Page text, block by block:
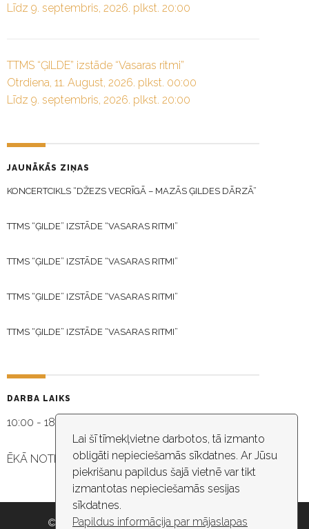
Lai šī tīmekļvietne darbotos, tā izmanto
obligāti nepieciešamās sīkdatnes. Ar Jūsu
piekrišanu papildus šajā vietnē var tikt
izmantotas nepieciešamās sesijas
sīkdatnes.
Papildus informācija par mājaslapas
Līdz 9. septembris, 2026. plkst. 20:00
TTMS “ĢILDE” izstāde “Vasaras ritmi”
Otrdiena, 11. August, 2026. plkst. 00:00
Līdz 9. septembris, 2026. plkst. 20:00
JAUNĀKĀS ZIŅAS
KONCERTCIKLS “DŽEZS VECRĪGĀ – MAZĀS ĢILDES DĀRZĀ”
TTMS “ĢILDE” IZSTĀDE “VASARAS RITMI”
TTMS “ĢILDE” IZSTĀDE “VASARAS RITMI”
TTMS “ĢILDE” IZSTĀDE “VASARAS RITMI”
TTMS “ĢILDE” IZSTĀDE “VASARAS RITMI”
DARBA LAIKS
10:00 - 18:30
ĒKĀ NOTIEK VIDEO NOVĒROŠANA
© 2026 Rīgas pašvaldība, Rīgas valstspilsētas